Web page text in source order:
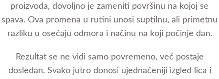
proizvoda, dovoljno je zameniti površinu na kojoj se
spava. Ova promena u rutini unosi suptilnu, ali primetnu
razliku u osećaju odmora i načinu na koji počinje dan.
Rezultat se ne vidi samo povremeno, već postaje
dosledan. Svako jutro donosi ujednačeniji izgled lica i